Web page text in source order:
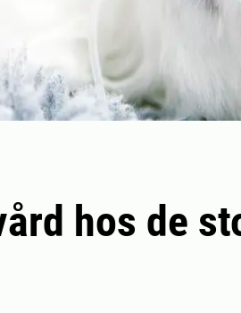
hos de